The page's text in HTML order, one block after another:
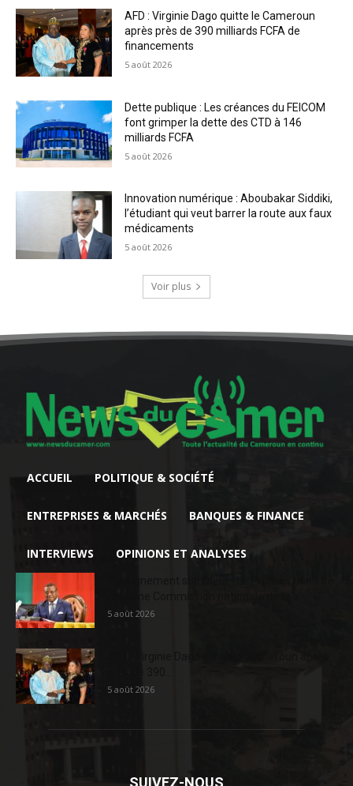
AFD : Virginie Dago quitte le Cameroun
après près de 390 milliards FCFA de
financements
5 août 2026
Dette publique : Les créances du FEICOM
font grimper la dette des CTD à 146
milliards FCFA
5 août 2026
Innovation numérique : Aboubakar Siddiki,
l’étudiant qui veut barrer la route aux faux
médicaments
5 août 2026
Voir plus
ACCUEIL POLITIQUE & SOCIÉTÉ
ENTREPRISES & MARCHÉS BANQUES & FINANCE
INTERVIEWS OPINIONS ET ANALYSES
5 août 2026
5 août 2026
SUIVEZ-NOUS